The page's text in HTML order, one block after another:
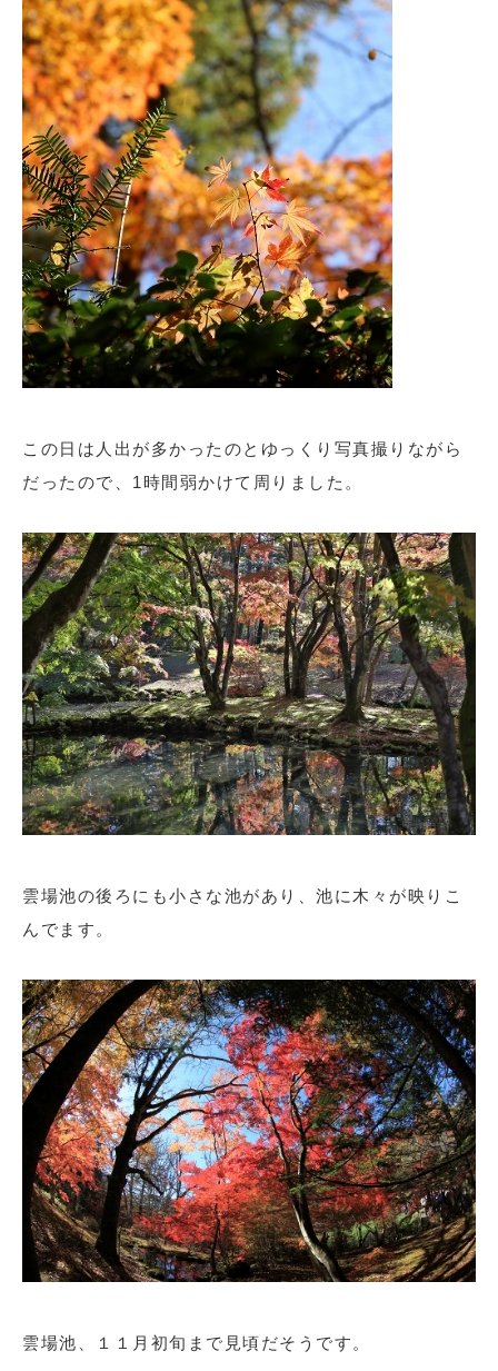
この日は人出が多かったのとゆっくり写真撮りながら
だったので、1時間弱かけて周りました。
雲場池の後ろにも小さな池があり、池に木々が映りこ
んでます。
雲場池、１１月初旬まで見頃だそうです。